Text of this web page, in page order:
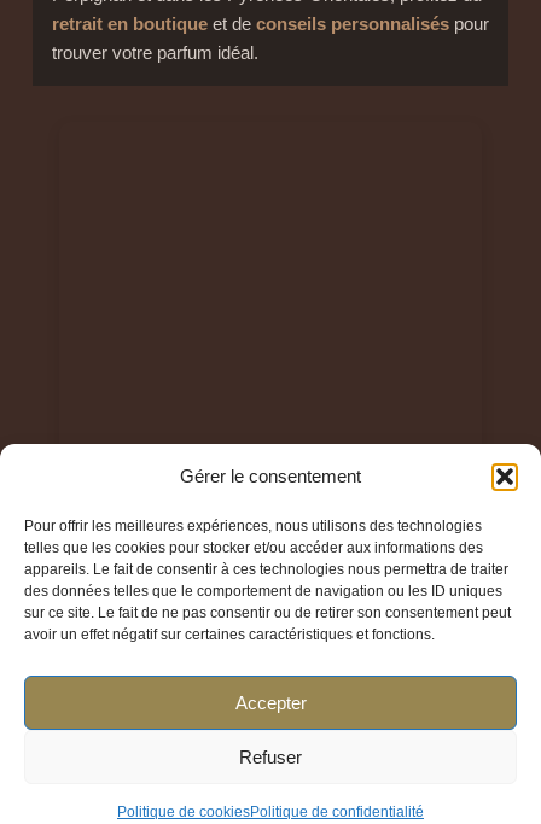
Gérer le consentement
Pour offrir les meilleures expériences, nous utilisons des technologies
telles que les cookies pour stocker et/ou accéder aux informations des
appareils. Le fait de consentir à ces technologies nous permettra de traiter
des données telles que le comportement de navigation ou les ID uniques
sur ce site. Le fait de ne pas consentir ou de retirer son consentement peut
avoir un effet négatif sur certaines caractéristiques et fonctions.
Accepter
Refuser
Politique de cookiesPolitique de confidentialité
retrait en boutiqueet de conseils personnaliséspour
trouver votre parfum idéal.
© 2024 Parfum Élégant TOUS DROITS RESERVES